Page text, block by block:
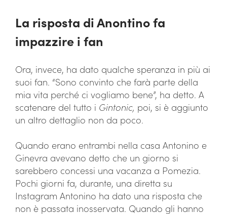
La risposta di Anontino fa
impazzire i fan
Ora, invece, ha dato qualche speranza in più ai
suoi fan. “Sono convinto che farà parte della
mia vita perché ci vogliamo bene”, ha detto. A
scatenare del tutto i Gintonic, poi, si è aggiunto
un altro dettaglio non da poco.
Quando erano entrambi nella casa Antonino e
Ginevra avevano detto che un giorno si
sarebbero concessi una vacanza a Pomezia.
Pochi giorni fa, durante, una diretta su
Instagram Antonino ha dato una risposta che
non è passata inosservata. Quando gli hanno